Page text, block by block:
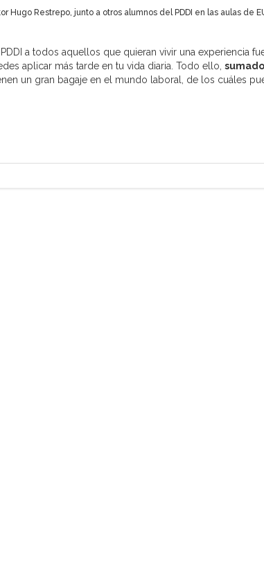
Hugo Restrepo, junto a otros alumnos del PDDI en las aulas de
a todos aquellos que quieran vivir una experiencia
aplicar más tarde en tu vida diaria. Todo ello,
un gran bagaje en el mundo laboral, de los cuáles